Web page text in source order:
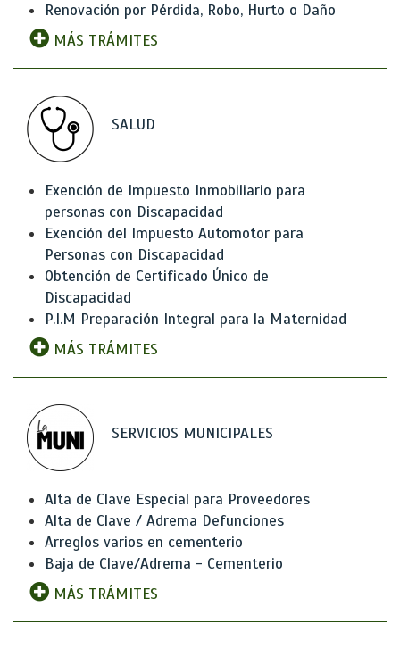
Renovación por Pérdida, Robo, Hurto o Daño
MÁS TRÁMITES
SALUD
Exención de Impuesto Inmobiliario para
personas con Discapacidad
Exención del Impuesto Automotor para
Personas con Discapacidad
Obtención de Certificado Único de
Discapacidad
P.I.M Preparación Integral para la Maternidad
MÁS TRÁMITES
SERVICIOS MUNICIPALES
Alta de Clave Especial para Proveedores
Alta de Clave / Adrema Defunciones
Arreglos varios en cementerio
Baja de Clave/Adrema - Cementerio
MÁS TRÁMITES